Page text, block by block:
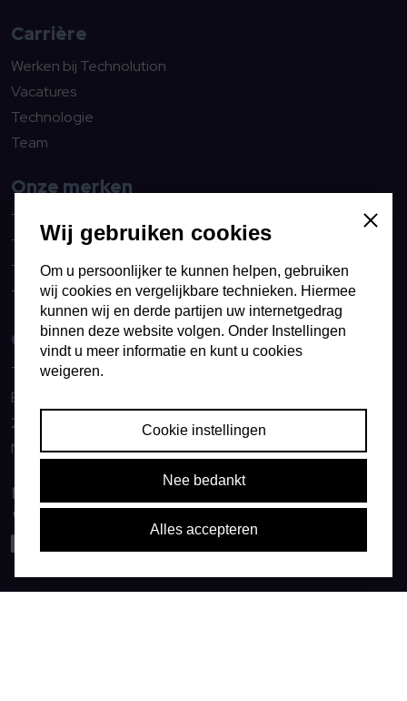
Carrière
Werken bij Technolution
Vacatures
Technologie
Team
Onze merken
Technolution Move
Technolution Spark
Technolution Advance
Technolution Prime
Contact
Technolution B.V.
Burgemeester Jamessingel 1
2803 WV Gouda
Nederland
LinkedIn
Wij gebruiken cookies
Om u persoonlijker te kunnen helpen, gebruiken
wij cookies en vergelijkbare technieken. Hiermee
kunnen wij en derde partijen uw internetgedrag
binnen deze website volgen. Onder Instellingen
vindt u meer informatie en kunt u cookies
weigeren.
Sluiten
Cookie instellingen
Nee bedankt
Alles accepteren